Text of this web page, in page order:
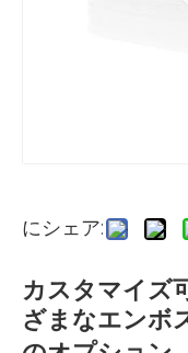
にシェア:
カスタマイズ
ざまなエンボ